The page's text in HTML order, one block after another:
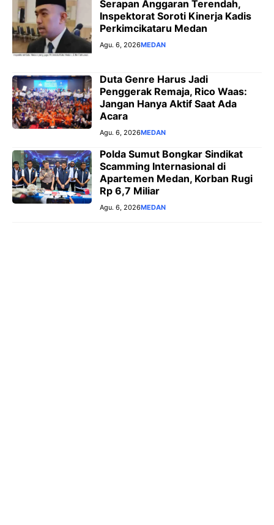
Serapan Anggaran Terendah,
Inspektorat Soroti Kinerja Kadis
Perkimcikataru Medan
Agu. 6, 2026MEDAN
Duta Genre Harus Jadi
Penggerak Remaja, Rico Waas:
Jangan Hanya Aktif Saat Ada
Acara
Agu. 6, 2026MEDAN
Polda Sumut Bongkar Sindikat
Scamming Internasional di
Apartemen Medan, Korban Rugi
Rp 6,7 Miliar
Agu. 6, 2026MEDAN